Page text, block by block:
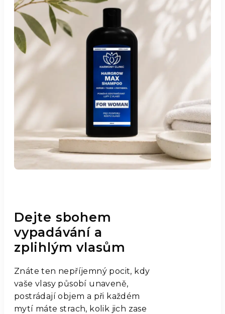
Dejte sbohem
vypadávání a
zplihlým vlasům
Znáte ten nepříjemný pocit, kdy
vaše vlasy působí unaveně,
postrádají objem a při každém
mytí máte strach, kolik jich zase